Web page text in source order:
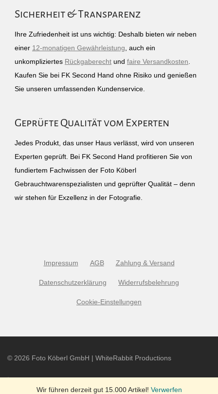
Wir führen derzeit gut 15.000 Artikel! Verwerfen
Sicherheit & Transparenz
Ihre Zufriedenheit ist uns wichtig: Deshalb bieten wir neben
einer 12-monatigen Gewährleistung , auch ein
unkompliziertes Rückgaberecht und faire Versandkosten
Kaufen Sie bei FK Second Hand ohne Risiko und genießen
Sie unseren umfassenden Kundenservice.
Geprüfte Qualität vom Experten
Jedes Produkt, das unser Haus verlässt, wird von unseren
Experten geprüft. Bei FK Second Hand profitieren Sie von
fundiertem Fachwissen der Foto Köberl
Gebrauchtwarenspezialisten und geprüfter Qualität – denn
wir stehen für Exzellenz in der Fotografie.
Impressum AGB Zahlung & Versand
Datenschutzerklärung Widerrufsbelehrung
Cookie-Einstellungen
© 2026 Foto Köberl GmbH | WhiteRabbit Productions